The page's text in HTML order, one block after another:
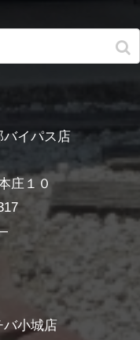
イパス店
庄１０
バ小城店